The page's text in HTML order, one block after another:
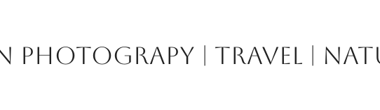
Photograpy | Travel |